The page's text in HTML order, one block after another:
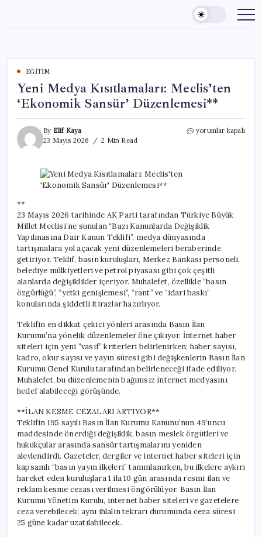
content
EĞITIM
Yeni Medya Kısıtlamaları: Meclis’ten
‘Ekonomik Sansür’ Düzenlemesi**
By Elif Kaya
23 Mayıs 2026
2 Min Read
Yeni
yorumlar kapalı
**
23 Mayıs 2026 tarihinde AK Parti tarafından Türkiye Büyük
Millet Meclisi’ne sunulan “Bazı Kanunlarda Değişiklik
Yapılmasına Dair Kanun Teklifi”, medya dünyasında
tartışmalara yol açacak yeni düzenlemeleri beraberinde
getiriyor. Teklif, basın kuruluşları, Merkez Bankası personeli,
belediye mülkiyetleri ve petrol piyasası gibi çok çeşitli
alanlarda değişiklikler içeriyor. Muhalefet, özellikle “basın
özgürlüğü”, “yetki genişlemesi”, “rant” ve “idari baskı”
konularında şiddetli itirazlar hazırlıyor.
Teklifin en dikkat çekici yönleri arasında Basın İlan
Kurumu’na yönelik düzenlemeler öne çıkıyor. İnternet haber
siteleri için yeni “vasıf” kriterleri belirlenirken; haber sayısı,
kadro, okur sayısı ve yayın süresi gibi değişkenlerin Basın İlan
Kurumu Genel Kurulu tarafından belirleneceği ifade ediliyor.
Muhalefet, bu düzenlemenin bağımsız internet medyasını
hedef alabileceği görüşünde.
**İLAN KESME CEZALARI ARTIYOR**
Teklifin 195 sayılı Basın İlan Kurumu Kanunu’nun 49’uncu
maddesinde önerdiği değişiklik, basın meslek örgütleri ve
hukukçular arasında sansür tartışmalarını yeniden
alevlendirdi. Gazeteler, dergiler ve internet haber siteleri için
kapsamlı “basın yayın ilkeleri” tanımlanırken, bu ilkelere aykırı
hareket eden kuruluşlara 1 ila 10 gün arasında resmi ilan ve
reklam kesme cezası verilmesi öngörülüyor. Basın İlan
Kurumu Yönetim Kurulu, internet haber siteleri ve gazetelere
ceza verebilecek; aynı ihlalin tekrarı durumunda ceza süresi
25 güne kadar uzatılabilecek.